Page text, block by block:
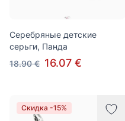
Серебряные детские
серьги, Панда
18.90 € 16.07 €
Скидка -15%